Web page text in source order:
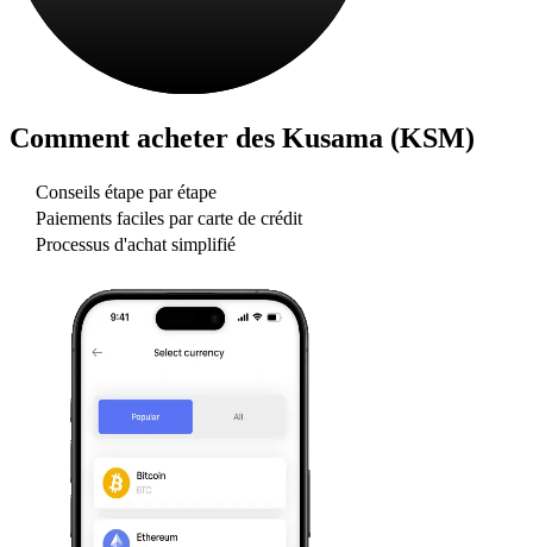
Comment acheter des Kusama (KSM)
Conseils étape par étape
Paiements faciles par carte de crédit
Processus d'achat simplifié